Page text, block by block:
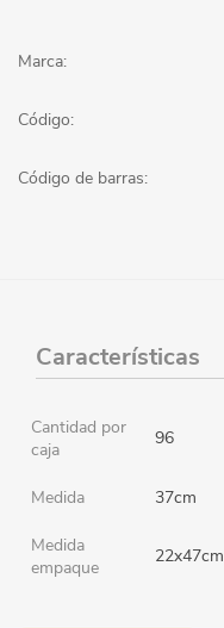
Marca:
Código:
Código de barras:
Características
Cantidad por
caja
96
Medida 37cm
Medida
empaque
22x47cm